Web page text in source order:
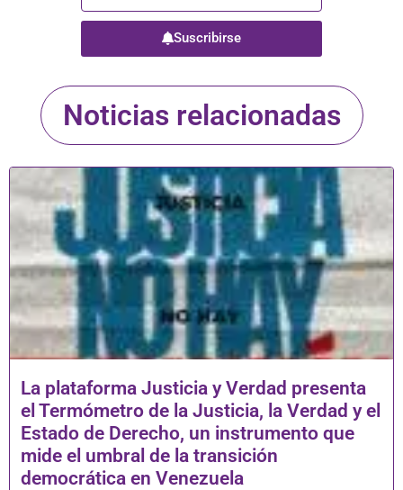
Suscribirse
Noticias relacionadas
La plataforma Justicia y Verdad presenta
el Termómetro de la Justicia, la Verdad y el
Estado de Derecho, un instrumento que
mide el umbral de la transición
democrática en Venezuela